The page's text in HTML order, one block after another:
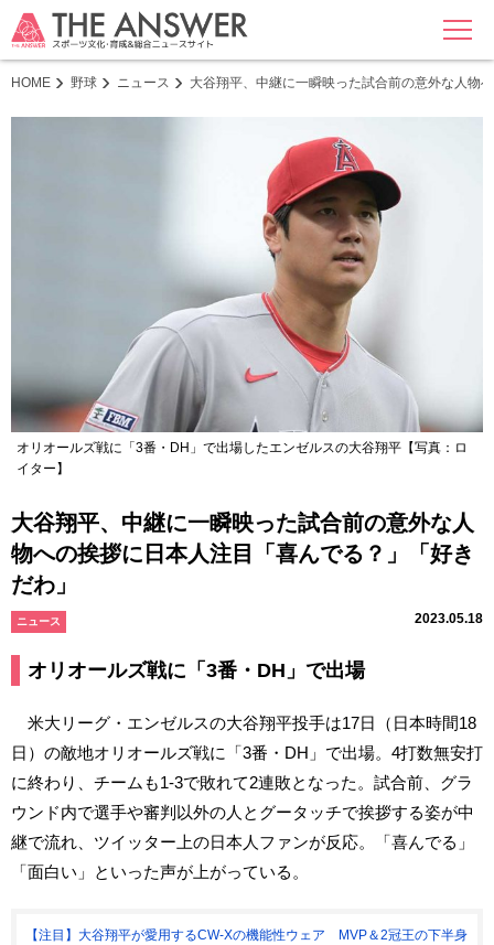
MENU
HOME 野球 ニュース 大谷翔平、中継に一瞬映った試合前の意外な人物
オリオールズ戦に「3番・DH」で出場したエンゼルスの大谷翔平【写真：ロ
イター】
大谷翔平、中継に一瞬映った試合前の意外な人
物への挨拶に日本人注目「喜んでる？」「好き
だわ」
ニュース 2023.05.18
オリオールズ戦に「3番・DH」で出場
米大リーグ・エンゼルスの大谷翔平投手は17日（日本時間18
日）の敵地オリオールズ戦に「3番・DH」で出場。4打数無安打
に終わり、チームも1-3で敗れて2連敗となった。試合前、グラ
ウンド内で選手や審判以外の人とグータッチで挨拶する姿が中
継で流れ、ツイッター上の日本人ファンが反応。「喜んでる」
「面白い」といった声が上がっている。
【注目】大谷翔平が愛用するCW-Xの機能性ウェア MVP＆2冠王の下半身